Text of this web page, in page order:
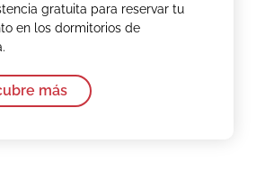
gratuita para reservar tu
en los dormitorios de
más